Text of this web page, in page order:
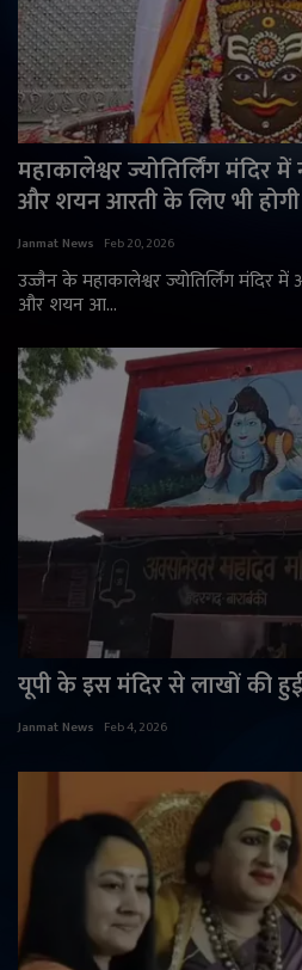
महाकालेश्वर ज्योतिर्लिंग मंदिर
और शयन आरती के लिए भी होगी
Janmat News Feb 20, 2026
उज्जैन के महाकालेश्वर ज्योतिर्लिंग मंदिर
और शयन आ...
यूपी के इस मंदिर से लाखों की हुई
Janmat News Feb 4, 2026